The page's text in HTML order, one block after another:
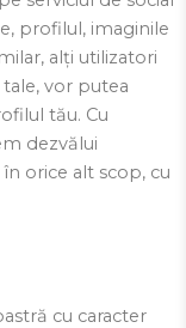
profilul, imaginile
alți utilizatori
vor putea
tău. Cu
dezvălui
orice alt scop, cu
cu caracter